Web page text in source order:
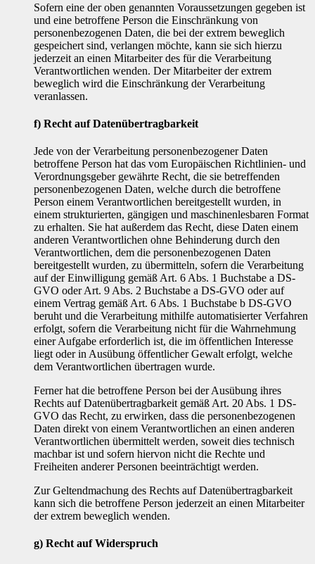
Sofern eine der oben genannten Voraussetzungen gegeben ist
und eine betroffene Person die Einschränkung von
personenbezogenen Daten, die bei der extrem beweglich
gespeichert sind, verlangen möchte, kann sie sich hierzu
jederzeit an einen Mitarbeiter des für die Verarbeitung
Verantwortlichen wenden. Der Mitarbeiter der extrem
beweglich wird die Einschränkung der Verarbeitung
veranlassen.
f) Recht auf Datenübertragbarkeit
Jede von der Verarbeitung personenbezogener Daten
betroffene Person hat das vom Europäischen Richtlinien- und
Verordnungsgeber gewährte Recht, die sie betreffenden
personenbezogenen Daten, welche durch die betroffene
Person einem Verantwortlichen bereitgestellt wurden, in
einem strukturierten, gängigen und maschinenlesbaren Format
zu erhalten. Sie hat außerdem das Recht, diese Daten einem
anderen Verantwortlichen ohne Behinderung durch den
Verantwortlichen, dem die personenbezogenen Daten
bereitgestellt wurden, zu übermitteln, sofern die Verarbeitung
auf der Einwilligung gemäß Art. 6 Abs. 1 Buchstabe a DS-
GVO oder Art. 9 Abs. 2 Buchstabe a DS-GVO oder auf
einem Vertrag gemäß Art. 6 Abs. 1 Buchstabe b DS-GVO
beruht und die Verarbeitung mithilfe automatisierter Verfahren
erfolgt, sofern die Verarbeitung nicht für die Wahrnehmung
einer Aufgabe erforderlich ist, die im öffentlichen Interesse
liegt oder in Ausübung öffentlicher Gewalt erfolgt, welche
dem Verantwortlichen übertragen wurde.
Ferner hat die betroffene Person bei der Ausübung ihres
Rechts auf Datenübertragbarkeit gemäß Art. 20 Abs. 1 DS-
GVO das Recht, zu erwirken, dass die personenbezogenen
Daten direkt von einem Verantwortlichen an einen anderen
Verantwortlichen übermittelt werden, soweit dies technisch
machbar ist und sofern hiervon nicht die Rechte und
Freiheiten anderer Personen beeinträchtigt werden.
Zur Geltendmachung des Rechts auf Datenübertragbarkeit
kann sich die betroffene Person jederzeit an einen Mitarbeiter
der extrem beweglich wenden.
g) Recht auf Widerspruch